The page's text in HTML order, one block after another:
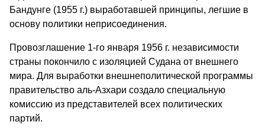
Бандунге (1955 г.) выработавшей принципы, легшие в
основу политики неприсоединения.
Провозглашение 1-го января 1956 г. независимости
страны покончило с изоляцией Судана от внешнего
мира. Для выработки внешнеполитической программы
правительство аль-Азхари создало специальную
комиссию из представителей всех политических
партий.